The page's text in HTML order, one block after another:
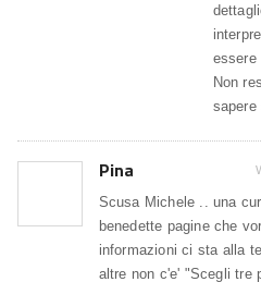
essere
Non
sapere
Pina
Scusa Michele .. una
benedette pagine che
informazioni ci sta alla
altre non c'e' "Scegli tre